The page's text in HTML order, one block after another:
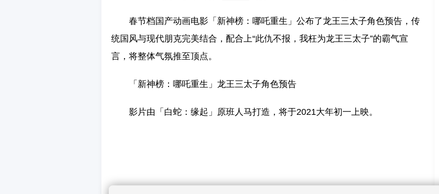
春节档国产动画电影「新神榜：哪吒重生」公布了龙王三太子角色预告，传
统国风与现代朋克完美结合，配合上“此仇不报，我枉为龙王三太子”的霸气宣
言，将整体气氛推至顶点。
「新神榜：哪吒重生」龙王三太子角色预告
影片由「白蛇：缘起」原班人马打造，将于2021大年初一上映。